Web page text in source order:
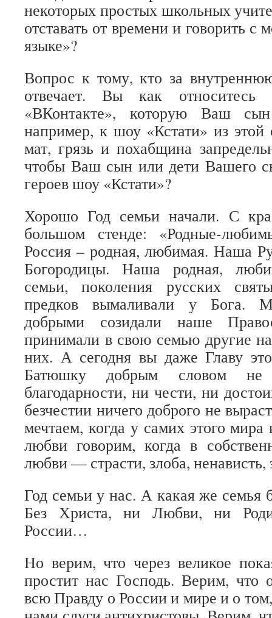
некоторых простых школьных
отставать от времени и говорить
языке»?
Вопрос к тому, кто за
отвечает. Вы как относитесь
«ВКонтакте», которую Ваш сын
например, к шоу «Кстати» из этой
мат, грязь и похабщина
чтобы Ваш сын или дети Вашего
героев шоу «Кстати»?
Хорошо Год семьи начали. С
большом стенде: «Родные-
Россия – родная, любимая. Наша
Богородицы. Наша родная,
семьи, поколения русских
предков вымаливали у Бога.
добрыми созидали наше
принимали в свою семью другие
них. А сегодня вы даже Главу
Батюшку добрым словом не
благодарности, ни чести, ни
безчестии ничего доброго не
мечтаем, когда у самих этого
любви говорим, когда в
любви — страсти, злоба, ненависть,
Год семьи у нас. А какая же семья
Без Христа, ни Любви, ни
России…
Но верим, что через великое
простит нас Господь. Верим, что
всю Правду о России и мире и о том,